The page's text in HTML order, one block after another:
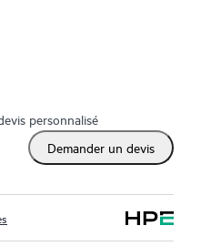
les grandes entreprises
personnalisé
Demander un devis